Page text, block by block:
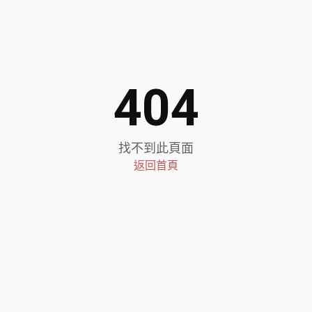
404
找不到此頁面
返回首頁